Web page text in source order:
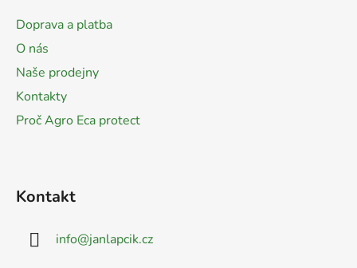
Doprava a platba
O nás
Naše prodejny
Kontakty
Proč Agro Eca protect
Kontakt
info@janlapcik.cz